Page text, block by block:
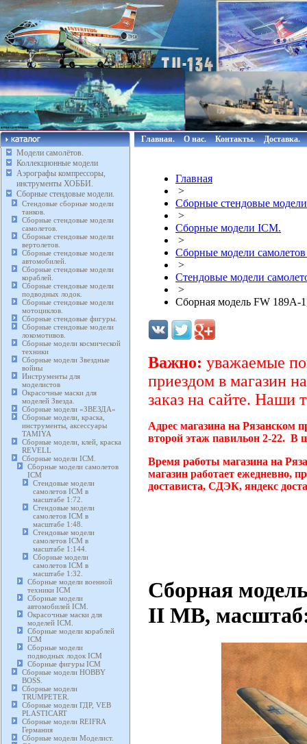
Модели самолётов.
Коллекционные модели
Аэрографы компрессоры,
инструменты ХОББИ.
Сборные стендовые модели.
Стендовые сборные модели
танков.
Сборные стендовые модели
самолетов.
Сборные стендовые модели
вертолетов.
Сборные стендовые модели
автомобилей.
Сборные стендовые модели
кораблей.
Сборные стендовые модели
подводных лодок.
Сборные стендовые модели
мотоциклов.
Сборные стендовые фигуры.
Сборные стендовые модели
локомотивов.
Сборные модели космической
техники
Сборные модели Звездные
войны
Инструменты для
моделистов
Окрасочные маски для
моделей Звезда.
Сборные модели «ЗВЕЗДА»
Сборные модели, краска,
инструменты, аксессуары
TAMIYA
Сборные модели, клей, краска
REVELL
Сборные модели ICM.
Сборные модели самолетов
ICM
Стендовые модели
самолетов ICM в
масштабе 1:72.
Стендовые модели
самолетов ICM в
масштабе 1:48.
Стендовые модели
самолетов ICM в
масштабе 1:144.
Сборные модели
самолетов ICM в
масштабе 1:32.
Сборные модели военной
техники ICM
Сборные модели
автомобилей ICM.
Окрасочные маски для
моделей ICM.
Сборные модели кораблей
ICM
Сборные модели
подводных лодок ICM
Сборные фигуры ICM
Сборные модели HOBBY
BOSS.
Сборные модели
TRUMPETER.
Сборные модели ГДР, VEB
PLASTICART
Сборные модели REIFRA
Германия
Сборные модели Моделист.
Главная. О нас. Контакты. Доставка.
Главная
>
Сборные стендовые
>
Сборные модели ICM.
>
Сборные модели
>
Стендовые модели
>
Сборная модель FW 189A-
Важно: уважаемые
приездом в магазин
заказ на сайте. Наши
Адрес магазина на Рязанском
второй этаж павильон 2-22. В
Время работы магазина на
магазин работает ежедневно,
достависта, СДЭК, яндекс
Сборная
II МВ, масштаб: